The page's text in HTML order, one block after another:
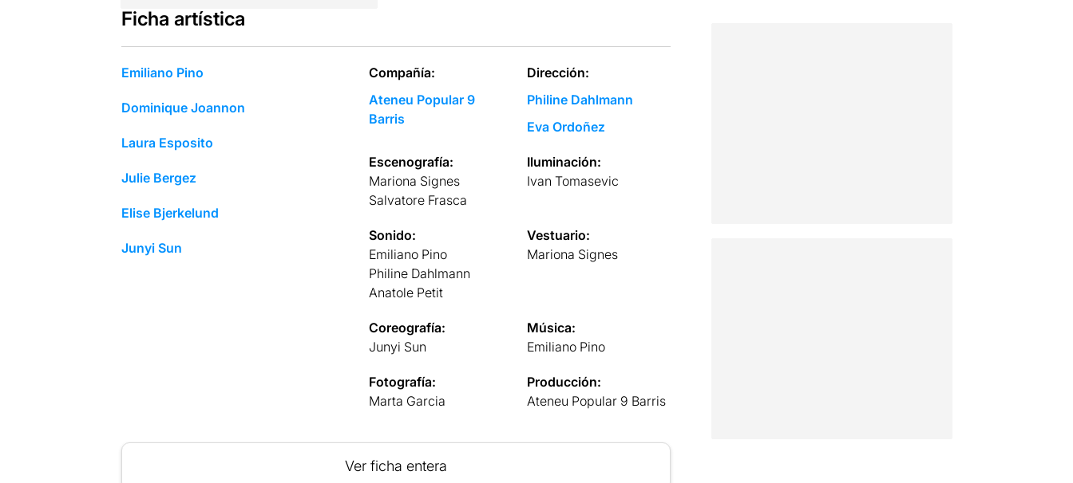
Ficha artística
Emiliano Pino
Dominique Joannon
Laura Esposito
Julie Bergez
Elise Bjerkelund
Junyi Sun
Compañía:
Ateneu Popular 9
Barris
Dirección:
Philine Dahlmann
Eva Ordoñez
Escenografía:
Mariona Signes
Salvatore Frasca
Iluminación:
Ivan Tomasevic
Sonido:
Emiliano Pino
Philine Dahlmann
Anatole Petit
Vestuario:
Mariona Signes
Coreografía:
Junyi Sun
Música:
Emiliano Pino
Fotografía:
Marta Garcia
Producción:
Ateneu Popular 9 Barris
Ver ficha entera